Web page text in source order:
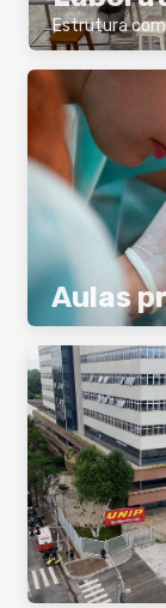
Estrutura
Aulas